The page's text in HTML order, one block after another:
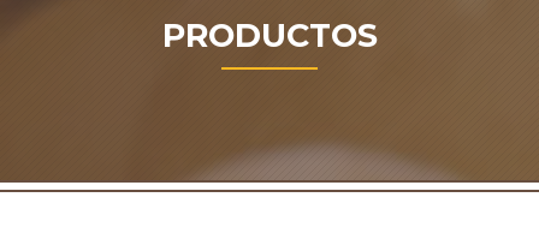
PRODUCTOS